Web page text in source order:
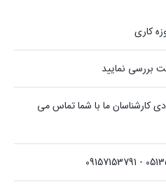
بررسی نمایید
کارشناسان ما با شما تماس می